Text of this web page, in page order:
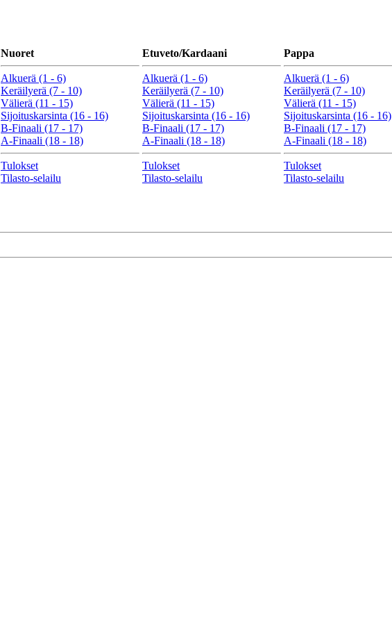
Nuoret
Alkuerä (1 - 6)
Keräilyerä (7 - 10)
Välierä (11 - 15)
Sijoituskarsinta (16 - 16)
B-Finaali (17 - 17)
A-Finaali (18 - 18)
Tulokset
Tilasto-selailu
Etuveto/Kardaani
Alkuerä (1 - 6)
Keräilyerä (7 - 10)
Välierä (11 - 15)
Sijoituskarsinta (16 - 16)
B-Finaali (17 - 17)
A-Finaali (18 - 18)
Tulokset
Tilasto-selailu
Pappa
Alkuerä (1 - 6)
Keräilyerä (7 - 10)
Välierä (11 - 15)
Sijoituskarsinta (16 - 16)
B-Finaali (17 - 17)
A-Finaali (18 - 18)
Tulokset
Tilasto-selailu